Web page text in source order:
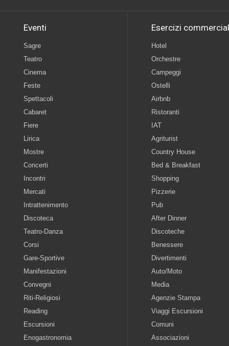
Eventi
Sagre
Teatro
Cinema
Feste
Spettacoli
Cabaret
Fiere
Lirica
Mostre
Concerti
Incontri
Mercati
Intrattenimento
Discoteca
Teatro-Danza
Corsi
Gare-Sportive
Manifestazioni
Convegni
Riti-Religiosi
Reading
Escursioni
Enogastronomia
Esercizi
Hotel
Orchestre
Campeggi
Ostelli
Airbnb
Ristoranti
IAT
Agriturist
Country House
Bed & Breakfast
Shopping
Pizzerie
Pub
After Dinner
Discoteche
Benessere
Divertimenti
Auto/Moto
Media
Agenzie Stampa
Viaggi Escursioni
Comuni
Associazioni